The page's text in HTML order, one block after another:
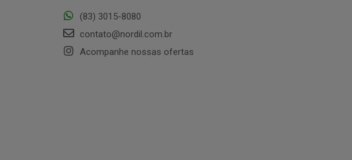
(83) 3015-8080
contato@nordil.com.br
Acompanhe nossas ofertas